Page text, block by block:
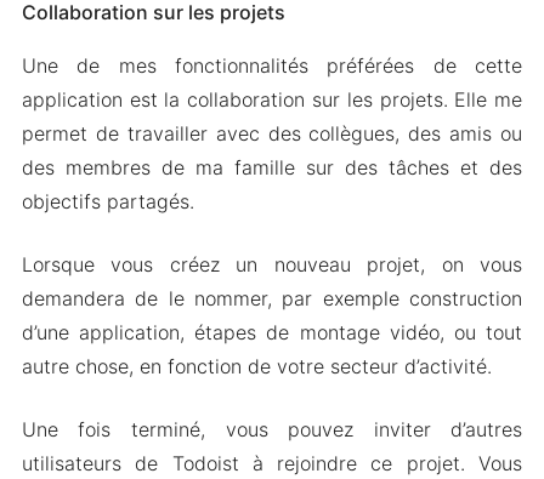
Collaboration sur les projets
Une de mes fonctionnalités préférées de cette
application est la collaboration sur les projets. Elle me
permet de travailler avec des collègues, des amis ou
des membres de ma famille sur des tâches et des
objectifs partagés.
Lorsque vous créez un nouveau projet, on vous
demandera de le nommer, par exemple construction
d’une application, étapes de montage vidéo, ou tout
autre chose, en fonction de votre secteur d’activité.
Une fois terminé, vous pouvez inviter d’autres
utilisateurs de Todoist à rejoindre ce projet. Vous